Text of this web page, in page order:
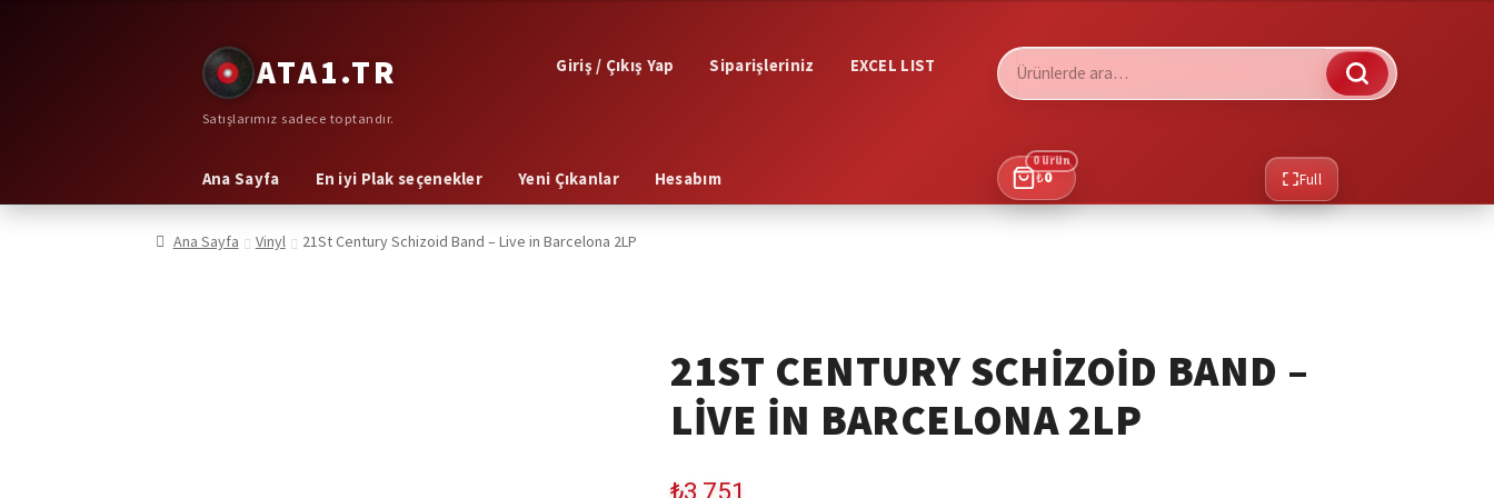
Dolaşıma
geç
İçeriğe
geç
ATA1.TR
Satışlarımız sadece toptandır.
Giriş / Çıkış Yap Siparişleriniz
EXCEL LIST
Ara:
Ana Sayfa En iyi Plak seçenekler Yeni Çıkanlar Hesabım ₺0
0 ürün
Full
Ana Sayfa Vinyl 21St Century Schizoid Band – Live in Barcelona 2LP
21ST CENTURY SCHIZOID BAND –
LIVE IN BARCELONA 2LP